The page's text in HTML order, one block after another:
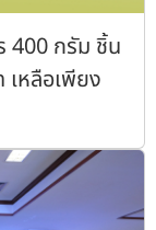
400 กรัม ชิ้น
หลือเพียง